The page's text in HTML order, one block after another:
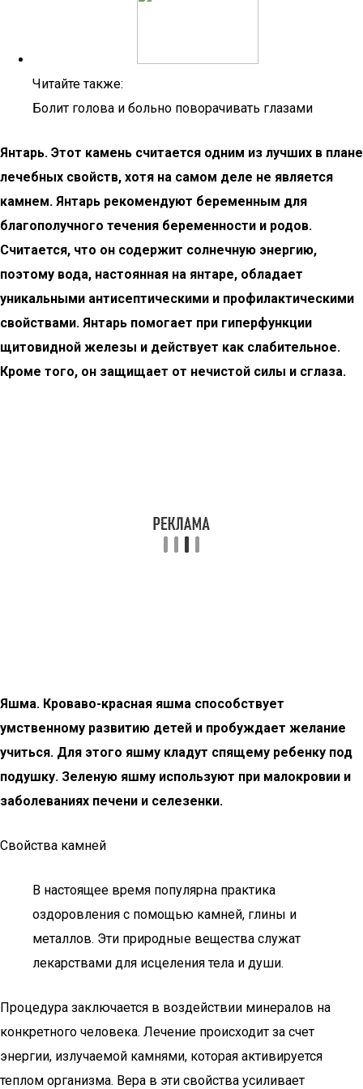
Читайте также:
Болит голова и больно поворачивать глазами
Янтарь. Этот камень считается одним из лучших в плане
лечебных свойств, хотя на самом деле не является
камнем. Янтарь рекомендуют беременным для
благополучного течения беременности и родов.
Считается, что он содержит солнечную энергию,
поэтому вода, настоянная на янтаре, обладает
уникальными антисептическими и профилактическими
свойствами. Янтарь помогает при гиперфункции
щитовидной железы и действует как слабительное.
Кроме того, он защищает от нечистой силы и сглаза.
Яшма. Кроваво-красная яшма способствует
умственному развитию детей и пробуждает желание
учиться. Для этого яшму кладут спящему ребенку под
подушку. Зеленую яшму используют при малокровии и
заболеваниях печени и селезенки.
Свойства камней
В настоящее время популярна практика
оздоровления с помощью камней, глины и
металлов. Эти природные вещества служат
лекарствами для исцеления тела и души.
Процедура заключается в воздействии минералов на
конкретного человека. Лечение происходит за счет
энергии, излучаемой камнями, которая активируется
теплом организма. Вера в эти свойства усиливает